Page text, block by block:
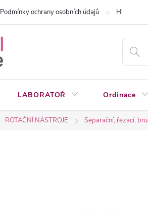
Podmínky ochrany osobních údajů Hledáte a
LABORATOŘ Ordinace
ROTAČNÍ NÁSTROJE Separační, řezací,